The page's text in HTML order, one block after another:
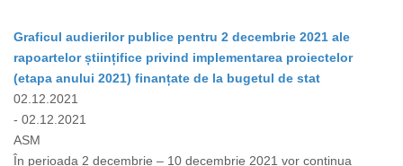
Graficul audierilor publice pentru 2 decembrie 2021 ale
rapoartelor științifice privind implementarea proiectelor
(etapa anului 2021) finanțate de la bugetul de stat
02.12.2021
- 02.12.2021
ASM
În perioada 2 decembrie – 10 decembrie 2021 vor continua